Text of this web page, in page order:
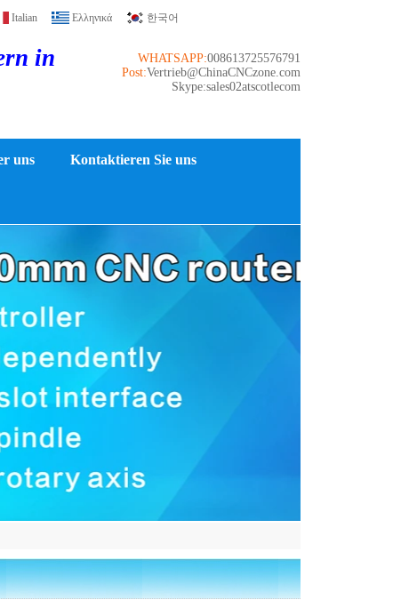
Italian Ελληνικά 한국어
in
008613725576791
WHATSAPP:
Vertrieb@ChinaCNCzone.com
Post:
Skype:sales02atscotlecom
uns Kontaktieren Sie uns